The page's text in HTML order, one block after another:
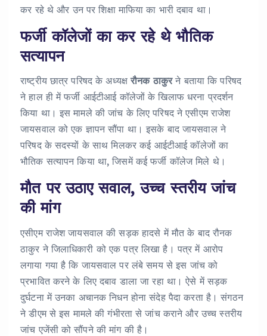
कर रहे थे और उन पर शिक्षा माफिया का भारी दबाव था।
फर्जी कॉलेजों का कर रहे थे भौतिक
सत्यापन
राष्ट्रीय छात्र परिषद के अध्यक्षरौनक ठाकुरने बताया कि परिषद
ने हाल ही में फर्जी आईटीआई कॉलेजों के खिलाफ धरना प्रदर्शन
किया था। इस मामले की जांच के लिए परिषद ने एसीएम राजेश
जायसवाल को एक ज्ञापन सौंपा था। इसके बाद जायसवाल ने
परिषद के सदस्यों के साथ मिलकर कई आईटीआई कॉलेजों का
भौतिक सत्यापन किया था, जिसमें कई फर्जी कॉलेज मिले थे।
मौत पर उठाए सवाल, उच्च स्तरीय जांच
की मांग
एसीएम राजेश जायसवाल की सड़क हादसे में मौत के बाद रौनक
ठाकुर ने जिलाधिकारी को एक पत्र लिखा है। पत्र में आरोप
लगाया गया है कि जायसवाल पर लंबे समय से इस जांच को
प्रभावित करने के लिए दबाव डाला जा रहा था। ऐसे में सड़क
दुर्घटना में उनका अचानक निधन होना संदेह पैदा करता है। संगठन
ने डीएम से इस मामले की गंभीरता से जांच कराने और उच्च स्तरीय
जांच एजेंसी को सौंपने की मांग की है।